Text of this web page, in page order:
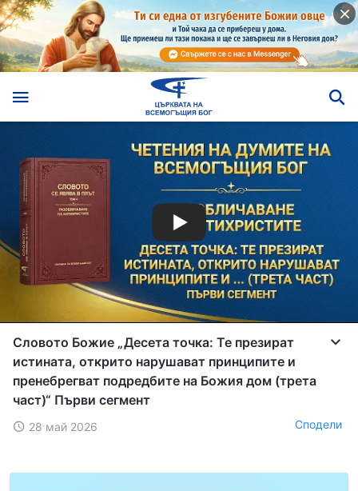
Словото Божие „Десета точка: Те презират
истината, открито нарушават принципите и
пренебрегват подредбите на Божия дом (трета
част)“ Първи сегмент
28 май 2026 Сподели